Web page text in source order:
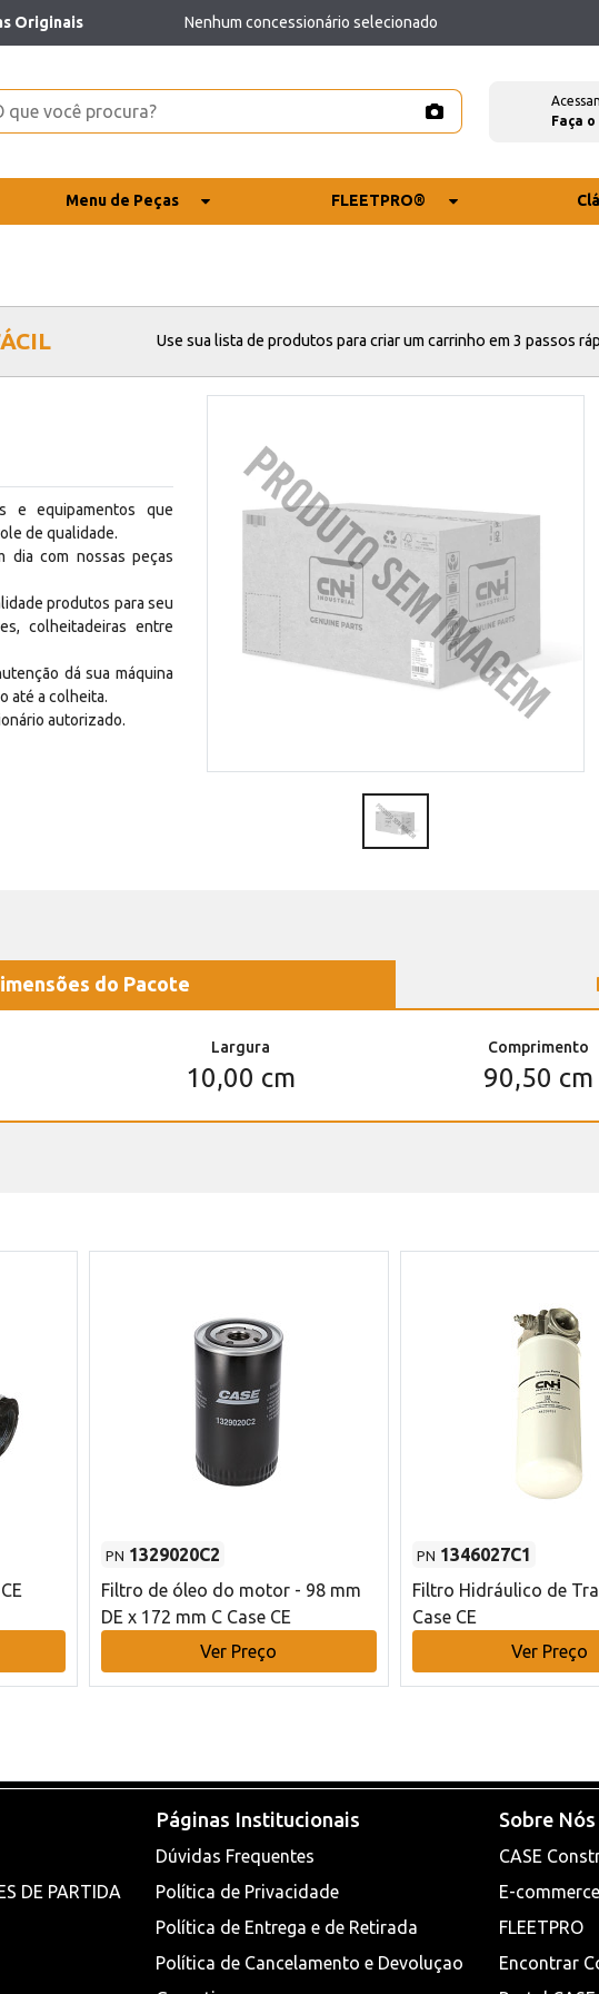
Originais Nenhum concessionário selecionado
Faça
Menu de Peças FLEETPRO®
Use sua lista de produtos para criar um carrinho em 3 passos
e equipamentos que
de qualidade.
dia com nossas peças
produtos para seu
colheitadeiras entre
dá sua máquina
até a colheita.
autorizado.
do Pacote
Largura
10,00 cm
Comprimento
90,50 cm
PN 1329020C2
Filtro de óleo do motor - 98 mm
DE x 172 mm C Case CE
Ver Preço
PN 1346027C1
Filtro Hidráulico de
Case CE
Ver Preço
DE PARTIDA
Páginas Institucionais
Dúvidas Frequentes
Política de Privacidade
Política de Entrega e de Retirada
Política de Cancelamento e Devoluçao
Sobre Nós
CASE
E-
FLEETPRO
Encontrar